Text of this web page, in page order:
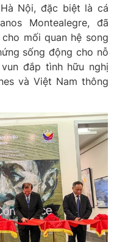
Nội, đặc biệt là cá
Montealegre, đã
mối quan hệ song
sống động cho nỗ
đắp tình hữu nghị
và Việt Nam thông